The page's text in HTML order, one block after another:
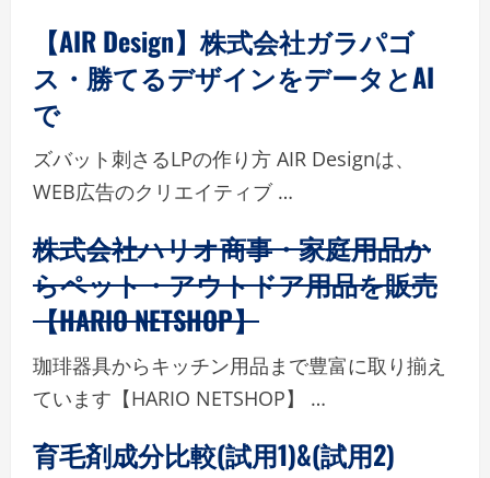
【AIR Design】株式会社ガラパゴ
ス・勝てるデザインをデータとAI
で
ズバット刺さるLPの作り方 AIR Designは、
WEB広告のクリエイティブ …
株式会社ハリオ商事・家庭用品か
らペット・アウトドア用品を販売
【HARIO NETSHOP】
珈琲器具からキッチン用品まで豊富に取り揃え
ています【HARIO NETSHOP】 …
育毛剤成分比較(試用1)&(試用2)